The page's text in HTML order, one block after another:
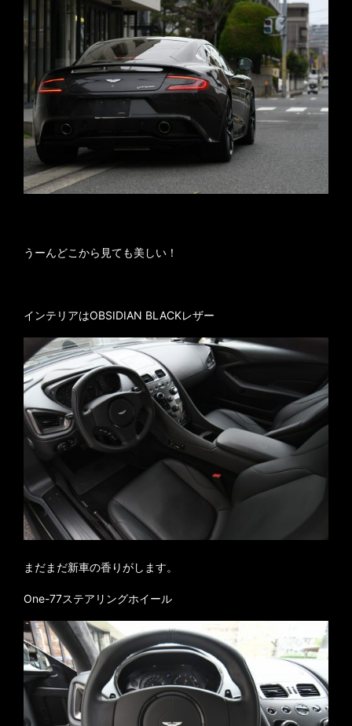
うーんどこから見ても美しい！
インテリアはOBSIDIAN BLACKレザー
まだまだ新車の香りがします。
One-77ステアリングホイール